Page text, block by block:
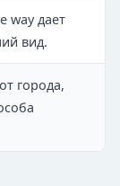
way дает
вид.
города,